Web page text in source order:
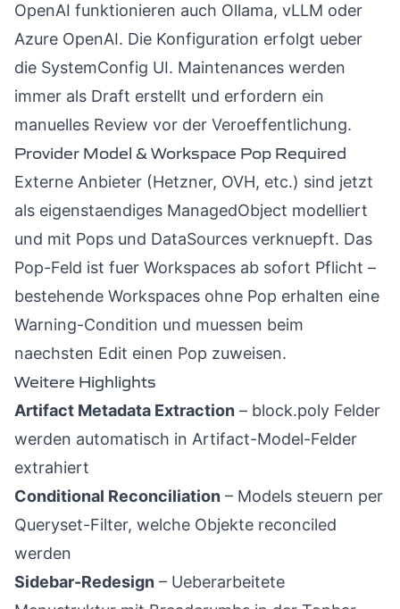
OpenAI funktionieren auch Ollama, vLLM oder
Azure OpenAI. Die Konfiguration erfolgt ueber
die SystemConfig UI. Maintenances werden
immer als Draft erstellt und erfordern ein
manuelles Review vor der Veroeffentlichung.
Provider Model & Workspace Pop Required
Externe Anbieter (Hetzner, OVH, etc.) sind jetzt
als eigenstaendiges ManagedObject modelliert
und mit Pops und DataSources verknuepft. Das
Pop-Feld ist fuer Workspaces ab sofort Pflicht –
bestehende Workspaces ohne Pop erhalten eine
Warning-Condition und muessen beim
naechsten Edit einen Pop zuweisen.
Weitere Highlights
Artifact Metadata Extraction – block.poly Felder
werden automatisch in Artifact-Model-Felder
extrahiert
Conditional Reconciliation – Models steuern per
Queryset-Filter, welche Objekte reconciled
werden
Sidebar-Redesign – Ueberarbeitete